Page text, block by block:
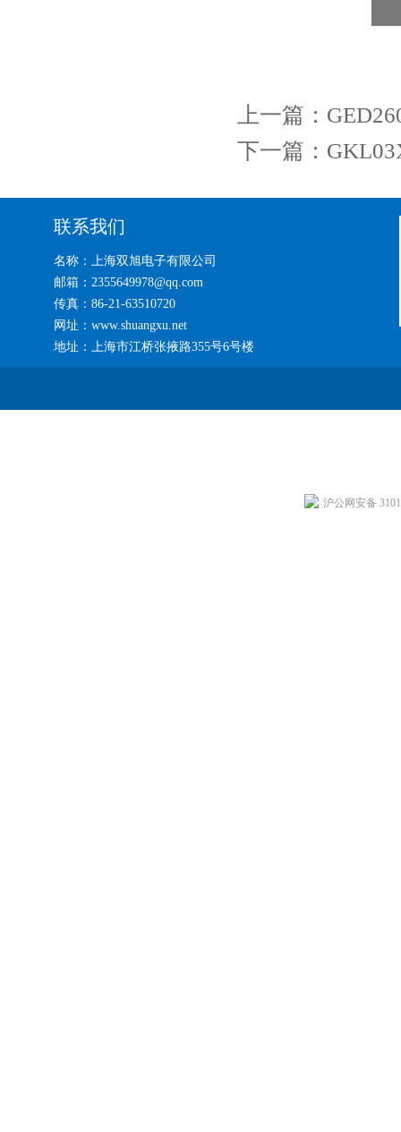
上一篇：
下一篇：
联系我们
名称：上海双旭电子有限公司
邮箱：2355649978@qq.com
传真：86-21-63510720
网址：www.shuangxu.net
地址：上海市江桥张掖路355号6号楼
沪公网安备